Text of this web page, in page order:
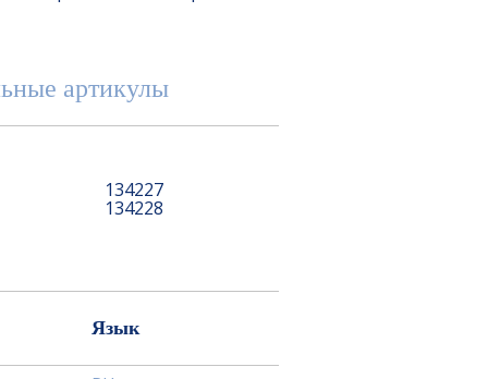
артикулы
134227
134228
Язык